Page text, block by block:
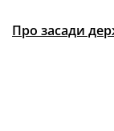
Про засади